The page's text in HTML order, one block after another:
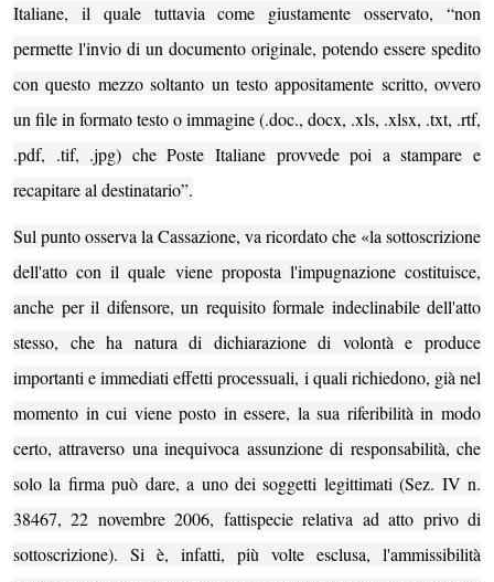
Italiane, il quale tuttavia come giustamente osservato, “non
permette l'invio di un documento originale, potendo essere spedito
con questo mezzo soltanto un testo appositamente scritto, ovvero
un file in formato testo o immagine (.doc., docx, .xls, .xlsx, .txt, .rtf,
.pdf, .tif, .jpg) che Poste Italiane provvede poi a stampare e
recapitare al destinatario”.
Sul punto osserva la Cassazione, va ricordato che «la sottoscrizione
dell'atto con il quale viene proposta l'impugnazione costituisce,
anche per il difensore, un requisito formale indeclinabile dell'atto
stesso, che ha natura di dichiarazione di volontà e produce
importanti e immediati effetti processuali, i quali richiedono, già nel
momento in cui viene posto in essere, la sua riferibilità in modo
certo, attraverso una inequivoca assunzione di responsabilità, che
solo la firma può dare, a uno dei soggetti legittimati (Sez. IV n.
38467, 22 novembre 2006, fattispecie relativa ad atto privo di
sottoscrizione). Si è, infatti, più volte esclusa, l'ammissibilità